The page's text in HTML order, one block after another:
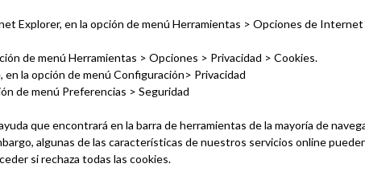
Explorer, en la opción de menú Herramientas > Opciones de Internet
de menú Herramientas > Opciones > Privacidad > Cookies.
en la opción de menú Configuración> Privacidad
de menú Preferencias > Seguridad
que encontrará en la barra de herramientas de la mayoría de
algunas de las características de nuestros servicios online
si rechaza todas las cookies.